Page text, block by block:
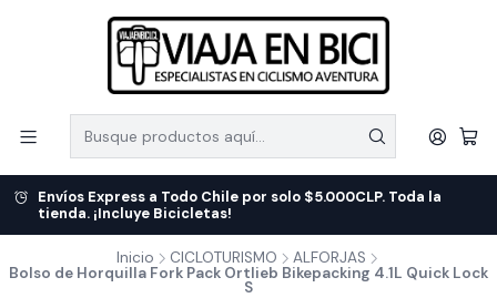
Envíos Express a Todo Chile por solo $5.000CLP. Toda la
tienda. ¡Incluye Bicicletas!
Inicio CICLOTURISMO
ALFORJAS
Bolso de Horquilla Fork Pack Ortlieb Bikepacking 4.1L Quick Lock
S